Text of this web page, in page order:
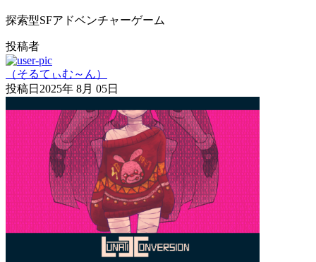
探索型SFアドベンチャーゲーム
投稿者
（そるてぃむ～ん）
投稿日 2025年 8月 05日